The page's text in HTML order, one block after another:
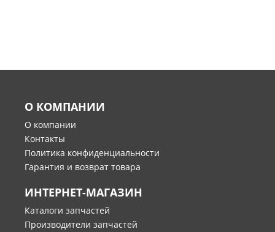
О КОМПАНИИ
О компании
Контакты
Политика конфиденциальности
Гарантия и возврат товара
ИНТЕРНЕТ-МАГАЗИН
Каталоги запчастей
Производители запчастей